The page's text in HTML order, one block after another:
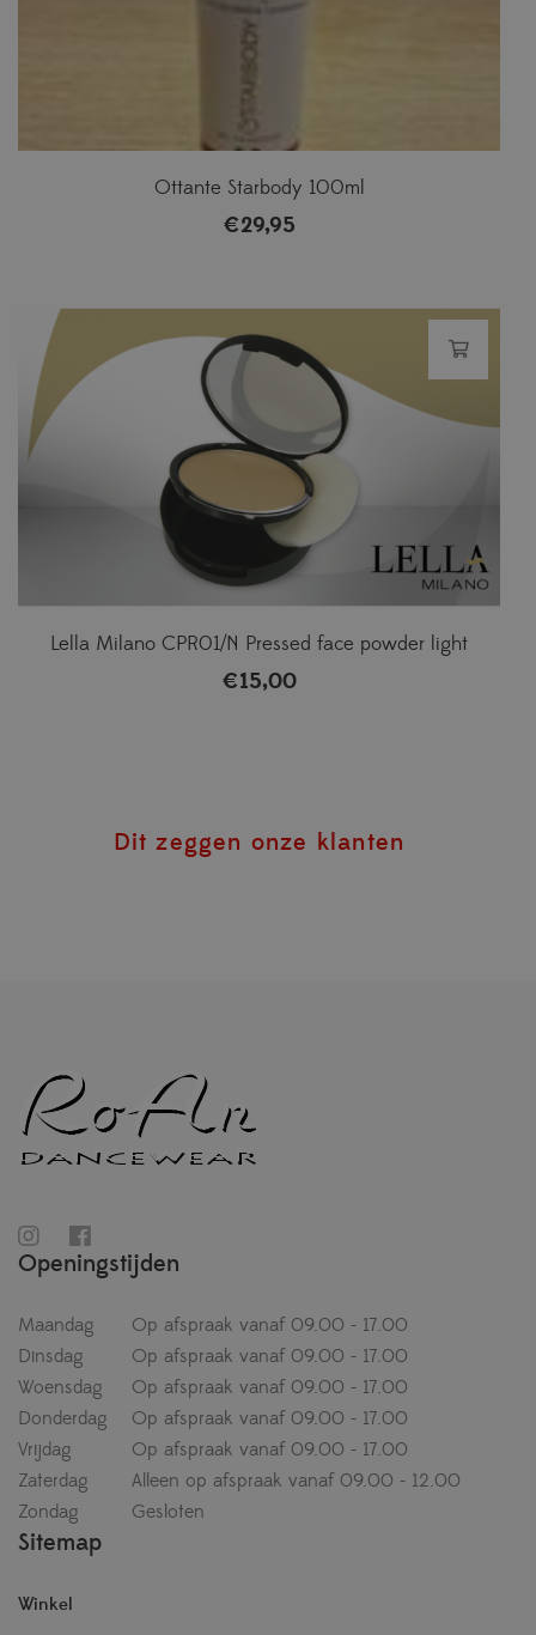
Ottante Starbody 100ml
€29,95
Lella Milano CPR01/N Pressed face powder light
€15,00
Dit zeggen onze klanten
Openingstijden
Maandag
Op afspraak vanaf 09.00 - 17.00
Dinsdag
Op afspraak vanaf 09.00 - 17.00
Woensdag
Op afspraak vanaf 09.00 - 17.00
Donderdag
Op afspraak vanaf 09.00 - 17.00
Vrijdag
Op afspraak vanaf 09.00 - 17.00
Zaterdag
Alleen op afspraak vanaf 09.00 - 12.00
Zondag
Gesloten
Sitemap
Winkel